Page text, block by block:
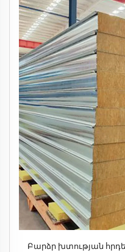
Բարձր խտության